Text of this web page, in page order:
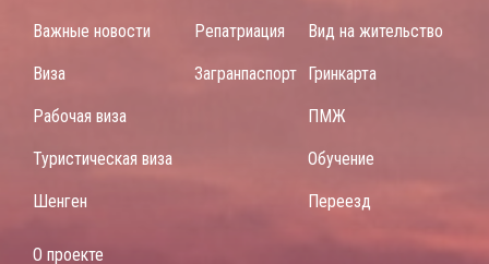
Важные новости
Виза
Рабочая виза
Туристическая виза
Шенген
Репатриация
Загранпаспорт
Вид на жительство
Гринкарта
ПМЖ
Обучение
Переезд
О проекте